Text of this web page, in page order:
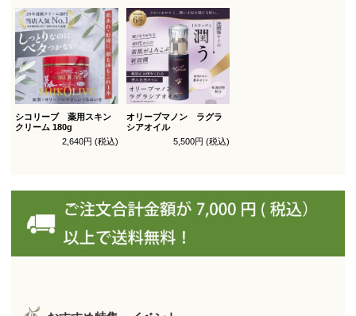
シコリーブ 薬用スキン
クリーム 180g
2,640円 (税込)
オリーブマノン ラグラ
シアオイル
5,500円 (税込)